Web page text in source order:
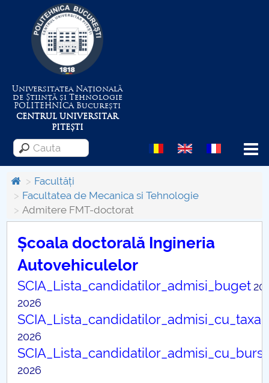
Universitatea Națională
de Știință și Tehnologie
POLITEHNICABucurești
CENTRUL UNIVERSITAR
PITEȘTI
Menu
Despre Universitate
Centrul de Management al Proiectelor
Consiliul de Administratie
Nr. de telefon si adrese Facultăți
Admitere
Români de pretutindeni - ADMITERE
Facultăți
Facultatea de Mecanica si Tehnologie
Admitere FMT-doctorat
Școala doctorală Ingineria
Autovehiculelor
SCIA_Lista_candidatilor_admisi_buget
2026
SCIA_Lista_candidatilor_admisi_cu_taxa
2026
2026